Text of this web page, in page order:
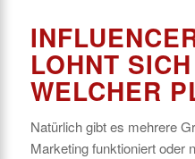
LOHNT
WELCHER
Natürlich gibt es mehrere
Marketing funktioniert oder